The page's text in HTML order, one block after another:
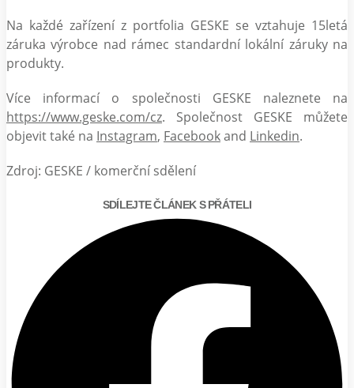
Na každé zařízení z portfolia GESKE se vztahuje 15letá
záruka výrobce nad rámec standardní lokální záruky na
produkty.
Více informací o společnosti GESKE naleznete na
https://www.geske.com/cz. Společnost GESKE můžete
objevit také na Instagram, Facebookand Linkedin.
Zdroj: GESKE / komerční sdělení
SDÍLEJTE ČLÁNEK S PŘÁTELI